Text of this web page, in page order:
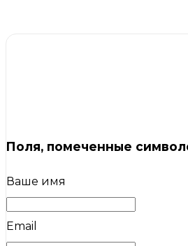
Поля, помеченные
Ваше имя
Email